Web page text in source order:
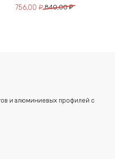
840,00₽
Первоначальная
756,00 ₽
Текущая
и алюминиевых профилей с